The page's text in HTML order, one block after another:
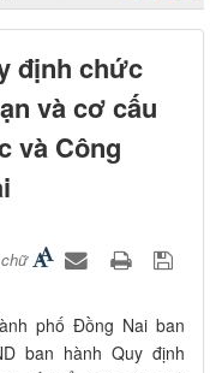
định chức
và cơ cấu
và Công
phố Đồng Nai ban
ban hành Quy định